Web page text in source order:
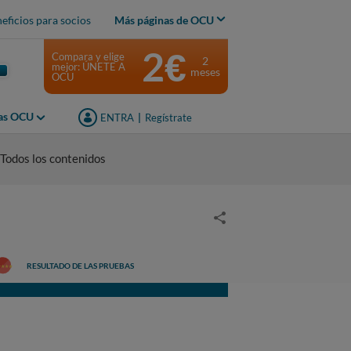
para socios Más páginas de OCU
OCU ENTRA Regístrate
Compara y elige
mejor: ÚNETE A
OCU
2€
2
meses
Todos los contenidos
RESULTADO DE LAS PRUEBAS